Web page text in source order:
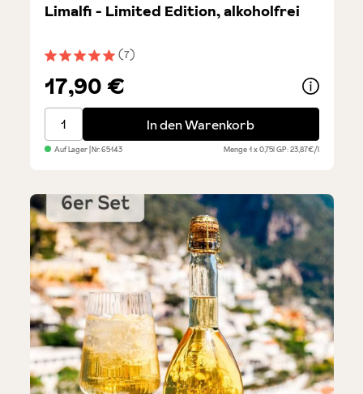
Durchschnittliche Bewertung von 5 von 5 Sternen
(7)
Limalfi - Limited Edition, alkoholfrei
17,90 €
Limalfi - Limited Edition, alkoholfrei
In den Warenkorb
Auf Lager| Nr.65143 Menge1 x 0,75lGP: 23,87€/l